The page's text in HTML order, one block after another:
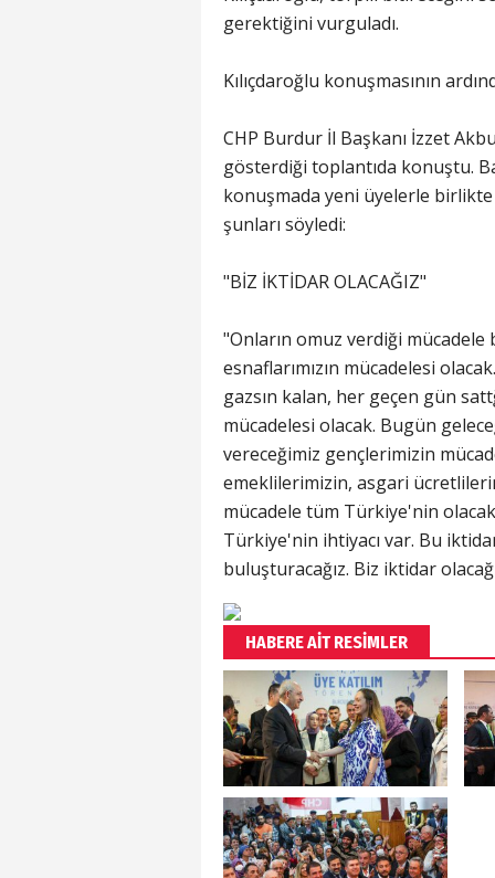
gerektiğini vurguladı.
Kılıçdaroğlu konuşmasının
CHP Burdur İl Başkanı İzzet
gösterdiği toplantıda konuştu.
konuşmada yeni üyelerle
şunları söyledi:
"BİZ İKTİDAR OLACAĞIZ"
"Onların omuz verdiği
esnaflarımızın mücadelesi
gazsın kalan, her geçen gün
mücadelesi olacak. Bugün
vereceğimiz gençlerimizin
emeklilerimizin, asgari
mücadele tüm Türkiye'nin
Türkiye'nin ihtiyacı var. Bu
buluşturacağız. Biz iktidar
HABERE AİT RESİMLER